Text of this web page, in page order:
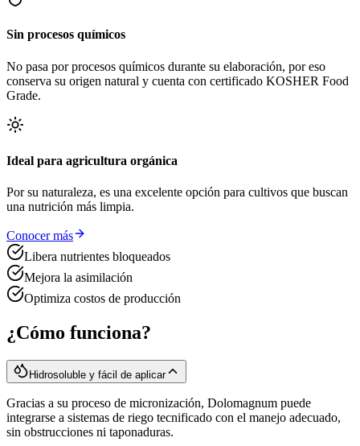
Sin procesos químicos
No pasa por procesos químicos durante su elaboración, por eso
conserva su origen natural y cuenta con certificado KOSHER Food
Grade.
Ideal para agricultura orgánica
Por su naturaleza, es una excelente opción para cultivos que buscan
una nutrición más limpia.
Conocer más
Libera nutrientes bloqueados
Mejora la asimilación
Optimiza costos de producción
¿Cómo funciona?
Hidrosoluble y fácil de aplicar
Gracias a su proceso de micronización, Dolomagnum puede
integrarse a sistemas de riego tecnificado con el manejo adecuado,
sin obstrucciones ni taponaduras.